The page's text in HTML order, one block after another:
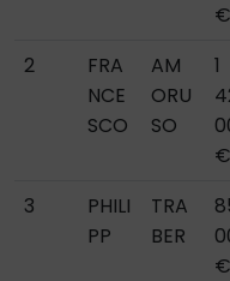
€
2
FRA
NCE
SCO
AM
ORU
SO
1
€
3
PHILI
PP
TRA
BER
€